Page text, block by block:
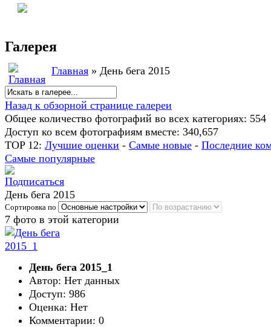
Авто и видеорегистраторы продаются
Галерея
Главная » День бега 2015
Назад к обзорной странице галереи
Общее количество фотографий во всех категориях: 554
Доступ ко всем фотографиям вместе: 340,657
TOP 12: Лучшие оценки - Самые новые - Последние
Самые популярные
День бега 2015
Сортировка по
7 фото в этой категории
День бега 2015_1
Автор: Нет данных
Доступ: 986
Оценка: Нет
Комментарии: 0